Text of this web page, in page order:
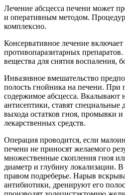
Лечение абсцесса печени может
и оперативным методом.
комплексно.
Консервативное лечение
противопаразитарных
вещества для снятия воспаления,
Инвазивное вмешательство
полость гнойника на печени.
содержимое абсцесса. Вкалывают
антисептики, ставят специальные
выхода остатков гноя, промывки
лекарственных средств.
Операция проводится, если
печени не приносят желаемого
множественные скопления гноя
диаметр и глубину локализации. В
правом подреберье. Нарыв
антибиотики, дренируют его